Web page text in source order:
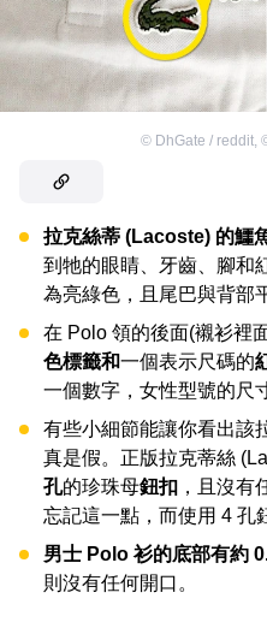
© DhGate / reddit,
拉克絲蒂 (Lacoste) 的鱷
到牠的眼睛、牙齒、腳和
為亮綠色，且尾巴與背部
在 Polo 領的後面(襯衫裡
色標籤和一個表示尺碼的
一個數字，女性型號的尺
有些小細節能讓你看出該
真是假。正版拉克蒂絲
孔的珍珠母鈕扣 ，且沒有
忘記這一點，而使用 4 孔
男士 Polo 衫的底部有約
則沒有任何開口。